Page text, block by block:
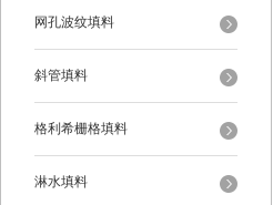
网孔波纹填料
斜管填料
格利希栅格填料
淋水填料